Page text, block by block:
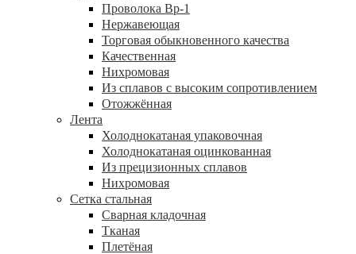
Проволока Вр-1
Нержавеющая
Торговая обыкновенного качества
Качественная
Нихромовая
Из сплавов с высоким сопротивлением
Отожжённая
Лента
Холоднокатаная упаковочная
Холоднокатаная оцинкованная
Из прецизионных сплавов
Нихромовая
Сетка стальная
Сварная кладочная
Тканая
Плетёная